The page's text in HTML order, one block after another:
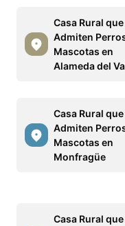
Casa Rural que
Admiten
Mascotas en
Alameda del
Casa Rural que
Admiten
Mascotas en
Monfragüe
Casa Rural que